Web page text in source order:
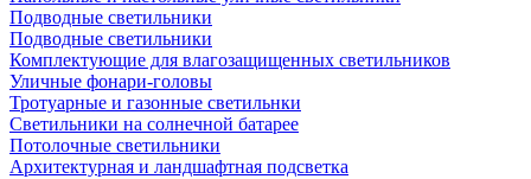
Подводные светильники
Подводные светильники
Комплектующие для влагозащищенных светильников
Уличные фонари-головы
Тротуарные и газонные светильнки
Светильники на солнечной батарее
Потолочные светильники
Архитектурная и ландшафтная подсветка